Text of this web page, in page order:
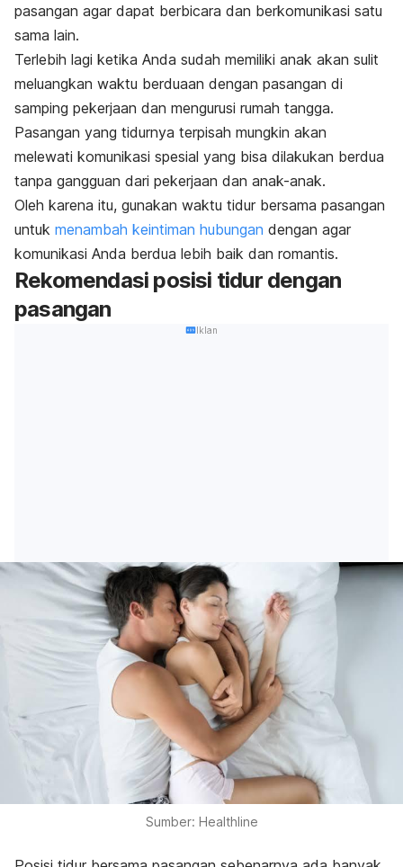
pasangan agar dapat berbicara dan berkomunikasi satu
sama lain.
Terlebih lagi ketika Anda sudah memiliki anak akan sulit
meluangkan waktu berduaan dengan pasangan di
samping pekerjaan dan mengurusi rumah tangga.
Pasangan yang tidurnya terpisah mungkin akan
melewati komunikasi spesial yang bisa dilakukan berdua
tanpa gangguan dari pekerjaan dan anak-anak.
Oleh karena itu, gunakan waktu tidur bersama pasangan
untuk menambah keintiman hubungan dengan agar
komunikasi Anda berdua lebih baik dan romantis.
Rekomendasi posisi tidur dengan
pasangan
Iklan
Sumber: Healthline